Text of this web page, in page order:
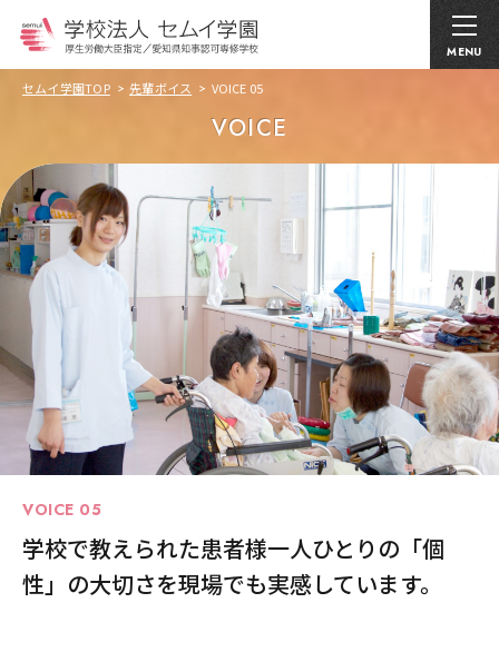
MENU
セムイ学園TOP 先輩ボイス VOICE 05
VOICE
VOICE 05
学校で教えられた患者様一人ひとりの「個
性」の大切さを現場でも実感しています。